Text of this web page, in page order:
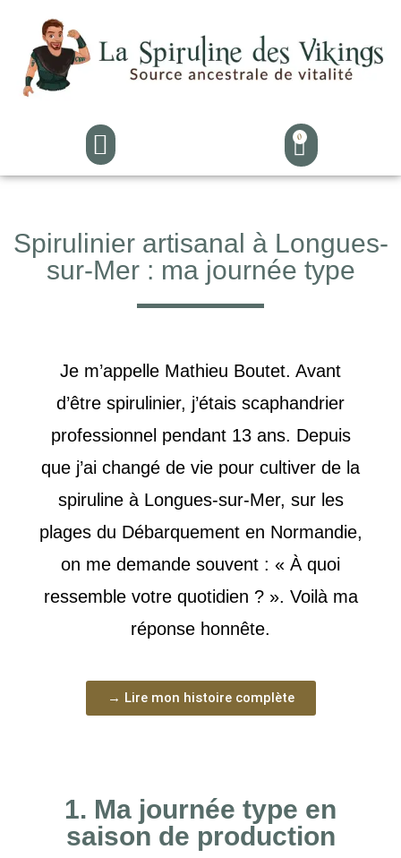
0
Spirulinier artisanal à Longues-
sur-Mer : ma journée type
Je m’appelle Mathieu Boutet. Avant
d’être spirulinier, j’étais scaphandrier
professionnel pendant 13 ans. Depuis
que j’ai changé de vie pour cultiver de la
spiruline à Longues-sur-Mer, sur les
plages du Débarquement en Normandie,
on me demande souvent : « À quoi
ressemble votre quotidien ? ». Voilà ma
réponse honnête.
→ Lire mon histoire complète
1. Ma journée type en
saison de production